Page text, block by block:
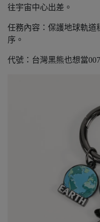
往宇宙中心出差。
任務內容：保護地球軌道
序。
代號：台灣黑熊也想當007